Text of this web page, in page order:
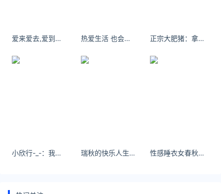
友情链接：
https://huilv.ijiandao.com/
爱来爱去,爱到最后,终究（一场空）。 热爱生活 也会被生活治愈 @天航工作室·杭州店 正宗大肥猪：拿出年轻时的袜子 感觉又回到了20岁 #擦边 #纯情女高
小欣行-_-：我想你肯定很忙，所以看前三个字就可以了 瑞秋的快乐人生 空气是初夏的味道 - 小红书 性感睡衣女春秋季新款冰丝绸吊带睡裙带胸垫纯欲风蕾丝睡袍高级感